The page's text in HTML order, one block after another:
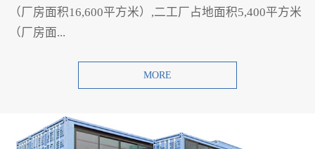
（厂房面积16,600平方米）,二工厂占地面积5,400平方米
（厂房面...
MORE